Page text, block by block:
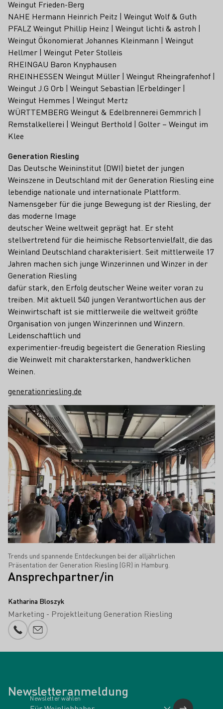
Weingut Frieden-Berg
NAHE Hermann Heinrich Peitz | Weingut Wolf & Guth
PFALZ Weingut Phillip Heinz | Weingut lichti & astroh |
Weingut Ökonomierat Johannes Kleinmann | Weingut
Hellmer | Weingut Peter Stolleis
RHEINGAU Baron Knyphausen
RHEINHESSEN Weingut Müller | Weingut Rheingrafenhof |
Weingut J.G Orb | Weingut Sebastian |Erbeldinger |
Weingut Hemmes | Weingut Mertz
WÜRTTEMBERG Weingut & Edelbrennerei Gemmrich |
Remstalkellerei | Weingut Berthold | Golter – Weingut im
Klee
Generation Riesling
Das Deutsche Weininstitut (DWI) bietet der jungen
Weinszene in Deutschland mit der Generation Riesling eine
lebendige nationale und internationale Plattform.
Namensgeber für die junge Bewegung ist der Riesling, der
das moderne Image
deutscher Weine weltweit geprägt hat. Er steht
stellvertretend für die heimische Rebsortenvielfalt, die das
Weinland Deutschland charakterisiert. Seit mittlerweile 17
Jahren machen sich junge Winzerinnen und Winzer in der
Generation Riesling
dafür stark, den Erfolg deutscher Weine weiter voran zu
treiben. Mit aktuell 540 jungen Verantwortlichen aus der
Weinwirtschaft ist sie mittlerweile die weltweit größte
Organisation von jungen Winzerinnen und Winzern.
Leidenschaftlich und
experimentier-freudig begeistert die Generation Riesling
die Weinwelt mit charakterstarken, handwerklichen
Weinen.
generationriesling.de
Trends und spannende Entdeckungen bei der alljährlichen
Präsentation der Generation Riesling (GR) in Hamburg.
Ansprechpartner/in
Katharina Bloszyk
Marketing - Projektleitung Generation Riesling
Telefonnummer
E-Mail-Adresse
Newsletteranmeldung
Newsletter wählen